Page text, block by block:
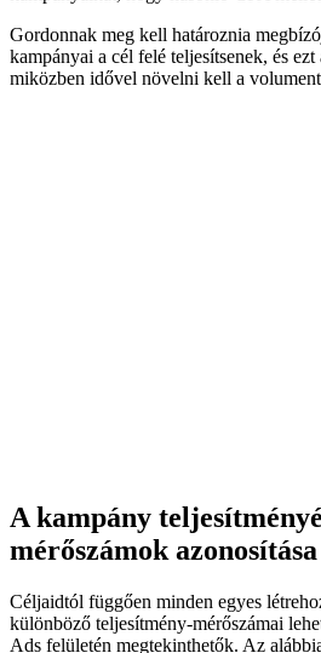
Gordonnak meg kell határoznia
kampányai a cél felé teljesítsenek, és
miközben idővel növelni kell a
A kampány
mérőszámok azonosítása
Céljaidtól függően minden egyes
különböző teljesítmény-mérőszámai
Ads felületén megtekinthetők. Az